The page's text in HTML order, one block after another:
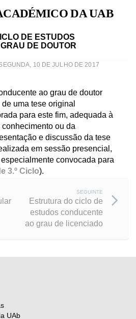
DA UAB
DE ESTUDOS
DE DOUTOR
10 DE JULHO DE 2017
ao grau de doutor
uma tese original
para este fim, adequada à
ou da
e discussão da tese
em sessão presencial,
convocada para
3.º Ciclo).
SEGUINTE
Estrutura do ciclo de
estudos conducente
ao grau de licenciado
UAb